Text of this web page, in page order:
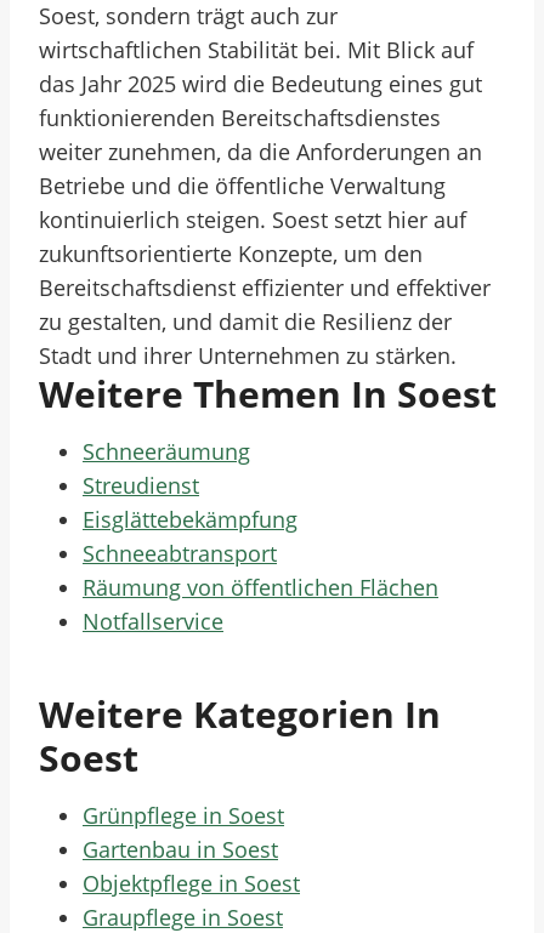
Soest, sondern trägt auch zur
wirtschaftlichen Stabilität bei. Mit Blick auf
das Jahr 2025 wird die Bedeutung eines gut
funktionierenden Bereitschaftsdienstes
weiter zunehmen, da die Anforderungen an
Betriebe und die öffentliche Verwaltung
kontinuierlich steigen. Soest setzt hier auf
zukunftsorientierte Konzepte, um den
Bereitschaftsdienst effizienter und effektiver
zu gestalten, und damit die Resilienz der
Stadt und ihrer Unternehmen zu stärken.
Weitere Themen In Soest
Schneeräumung
Streudienst
Eisglättebekämpfung
Schneeabtransport
Räumung von öffentlichen Flächen
Notfallservice
Weitere Kategorien In
Soest
Grünpflege in Soest
Gartenbau in Soest
Objektpflege in Soest
Graupflege in Soest